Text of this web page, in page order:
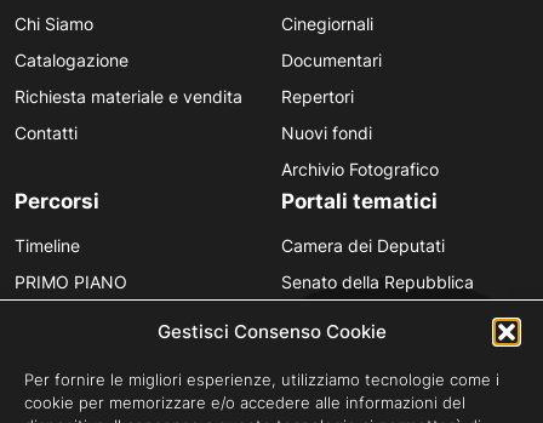
Gestisci Consenso Cookie
Per fornire le migliori esperienze, utilizziamo tecnologie come i
cookie per memorizzare e/o accedere alle informazioni del
Chi Siamo
Catalogazione
Richiesta materiale e vendita
Contatti
Cinegiornali
Documentari
Repertori
Nuovi fondi
Archivio Fotografico
Percorsi
Timeline
PRIMO PIANO
Anniversari
Portali tematici
Camera dei Deputati
Senato della Repubblica
Luce per la didattica